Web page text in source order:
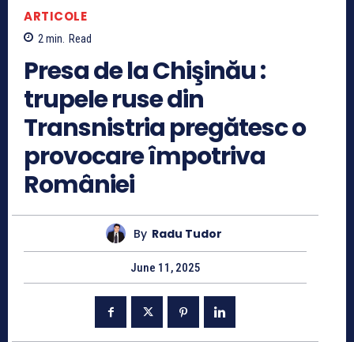
ARTICOLE
2min. Read
Presa de la Chişinău :
trupele ruse din
Transnistria pregătesc o
provocare împotriva
României
By Radu Tudor
June 11, 2025